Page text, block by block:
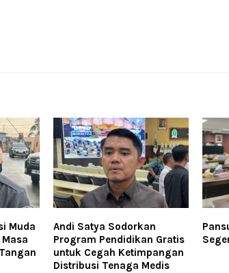
Muda
Andi Satya Sodorkan
Program Pendidikan Gratis
untuk Cegah Ketimpangan
Distribusi Tenaga Medis